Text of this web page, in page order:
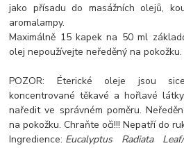
jako přísadu do masážních olejů,
aromalampy.
Maximálně 15 kapek na 50 ml
olej nepoužívejte neředěný na pokožku.
POZOR: Éterické oleje jsou
koncentrované těkavé a hořlavé
naředit ve správném poměru.
na pokožku. Chraňte oči!!! Nepatří do
Ingredience: Eucalyptus Radiata